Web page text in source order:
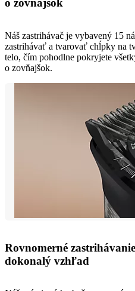
o zovňajšok
Náš zastrihávač je vybavený 15
zastrihávať a tvarovať chĺpky na
telo, čím pohodlne pokryjete
o zovňajšok.
Rovnomerné
dokonalý vzhľad